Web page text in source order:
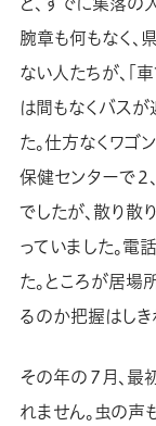
腕章も何もなく
ない人たちが、「
は間もなくバスが
た。仕方なくワゴ
保健センターで２
でしたが、散り散
っていました。電
た。ところが居場
るのか把握はしき
その年の７月、
れません。虫の声